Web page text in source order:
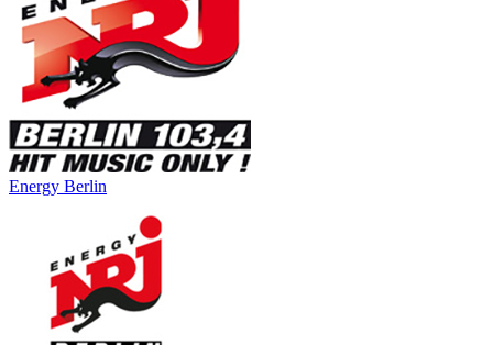
Energy Berlin